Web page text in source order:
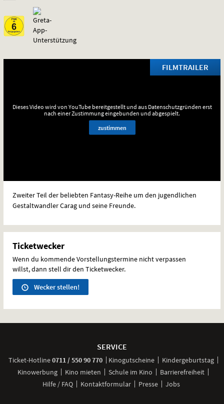
FILMTRAILER
Dieses Video wird von YouTube bereitgestellt und aus Datenschutzgründen erst
nach einer Zustimmung eingebunden und abgespielt.
zustimmen
Zweiter Teil der beliebten Fantasy-Reihe um den jugendlichen
Gestaltwandler Carag und seine Freunde.
Ticketwecker
Wenn du kommende Vorstellungstermine nicht verpassen
willst, dann stell dir den Ticketwecker.
Wecker stellen!
SERVICE
Ticket-Hotline0711 / 550 90 770anrufen
Kinogutscheine
Kindergeburtstag
Kinowerbung
Kino mieten Schule im Kino
Barrierefreiheit
Hilfe / FAQ
Kontaktformular Presse Jobs